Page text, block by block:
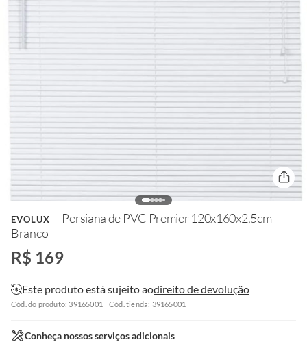
o
n
EVOLUX
Persiana de PVC Premier 120x160x2,5cm
Branco
R$ 169
Este produto está sujeito aodireito de devolução
Cód. do produto: 39165001 Cód. tienda: 39165001
Conheça nossos serviços adicionais